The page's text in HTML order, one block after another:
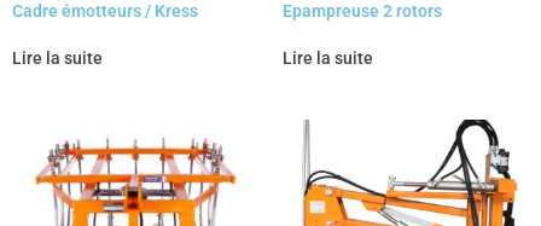
Cadre émotteurs / Kress
Lire la suite
Epampreuse 2 rotors
Lire la suite